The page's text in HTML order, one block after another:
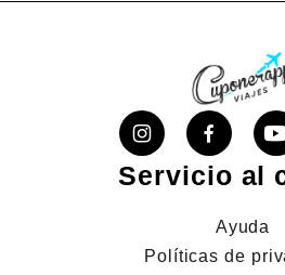
Servicio al
Ayuda
Políticas de